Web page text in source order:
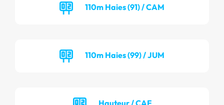
110m Haies (91) / CAM
110m Haies (99) / JUM
Hauteur / CAF